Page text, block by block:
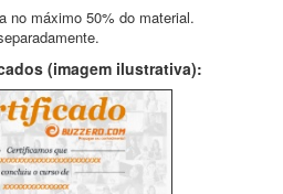
no máximo 50% do material.
(imagem ilustrativa):